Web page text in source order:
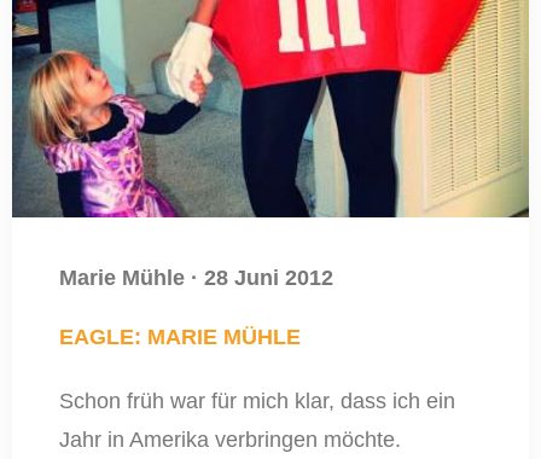
Marie Mühle · 28 Juni 2012
EAGLE: MARIE MÜHLE
Schon früh war für mich klar, dass ich ein
Jahr in Amerika verbringen möchte.